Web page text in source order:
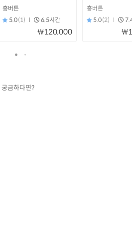
합격합니다
흥버튼
5.0(1) 6.5시간
₩120,000
프레젠테이션
잘하는 법
흥버튼
5.0(2)
금하다면?